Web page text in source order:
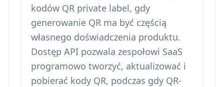
kodów QR private label, gdy
generowanie QR ma być częścią
własnego doświadczenia produktu.
Dostęp API pozwala zespołowi SaaS
programowo tworzyć, aktualizować i
pobierać kody QR, podczas gdy QR-